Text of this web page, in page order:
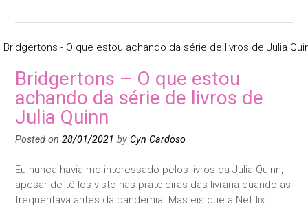
Bridgertons – O que estou
achando da série de livros de
Julia Quinn
Posted on 28/01/2021 by Cyn Cardoso
Eu nunca havia me interessado pelos livros da Julia Quinn,
apesar de tê-los visto nas prateleiras das livraria quando as
frequentava antes da pandemia. Mas eis que a Netflix